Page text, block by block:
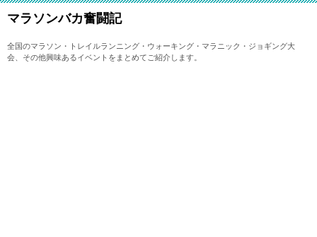
マラソンバカ奮闘記
全国のマラソン・トレイルランニング・ウォーキング・マラニック・ジョギング大
会、その他興味あるイベントをまとめてご紹介します。